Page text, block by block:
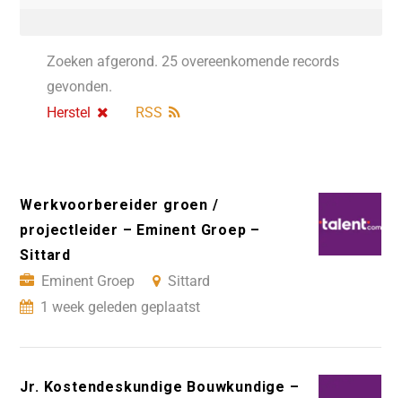
Zoeken afgerond. 25 overeenkomende records
gevonden.
Herstel
RSS
Werkvoorbereider groen /
projectleider – Eminent Groep –
Sittard
Eminent Groep
Sittard
1 week geleden geplaatst
Jr. Kostendeskundige Bouwkundige –